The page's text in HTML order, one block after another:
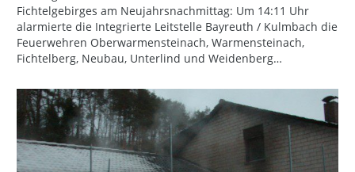
Fichtelgebirges am Neujahrsnachmittag: Um 14:11 Uhr
alarmierte die Integrierte Leitstelle Bayreuth / Kulmbach die
Feuerwehren Oberwarmensteinach, Warmensteinach,
Fichtelberg, Neubau, Unterlind und Weidenberg…